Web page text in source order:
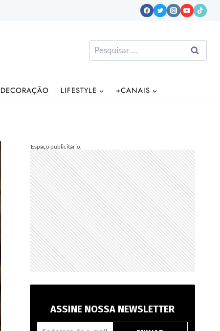
Pesquisar
por:
DECORAÇÃO LIFESTYLE +CANAIS
ASSINE NOSSA NEWSLETTER